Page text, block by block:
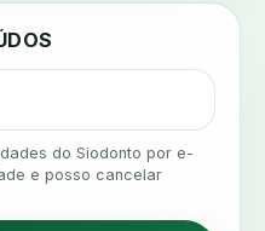
alta digital
analise 3d
analise facial
do Siodonto por e-
e posso cancelar